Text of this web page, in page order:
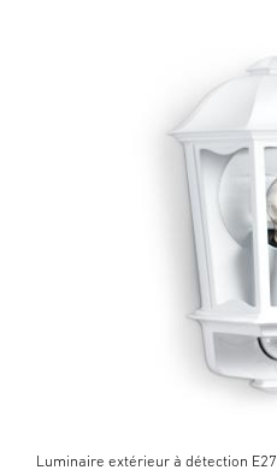
Luminaire extérieur à détection E27